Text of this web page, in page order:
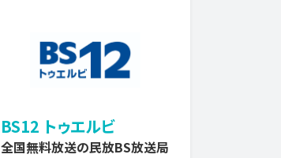
BS12 トゥエルビ
全国無料放送の民放BS放送局